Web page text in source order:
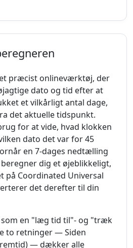
præcist onlineværktøj, der
dato og tid efter at
et vilkårligt antal dage,
det aktuelle tidspunkt.
for at vide, hvad klokken
dato det var for 45
en 7-dages nedtælling
dig et øjeblikkeligt,
på Coordinated Universal
det derefter til din
som en "læg tid til"- og "træk
to retninger — Siden
— dækker alle